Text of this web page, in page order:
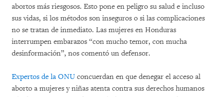
abortos más riesgosos. Esto pone en peligro su salud e incluso
sus vidas, si los métodos son inseguros o si las complicaciones
no se tratan de inmediato. Las mujeres en Honduras
interrumpen embarazos “con mucho temor, con mucha
desinformación”, nos comentó un defensor.
Expertos de la ONU concuerdan en que denegar el acceso al
aborto a mujeres y niñas atenta contra sus derechos humanos